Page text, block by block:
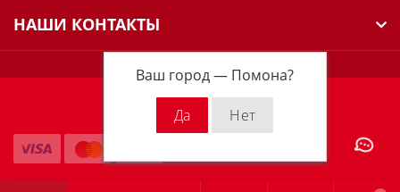
Ваш город — Помона?
НАШИ КОНТАКТЫ
Milwaukee Russia © 2026